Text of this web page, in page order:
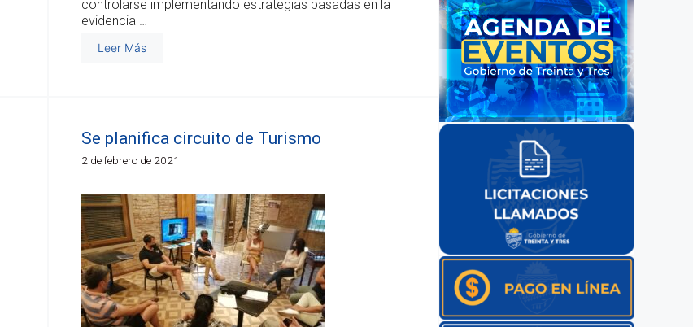
controlarse implementando estrategias basadas en la
evidencia …
Leer Más
Se planifica circuito de Turismo
2 de febrero de 2021